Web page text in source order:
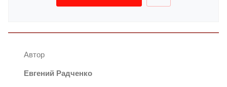
Автор
Евгений Радченко